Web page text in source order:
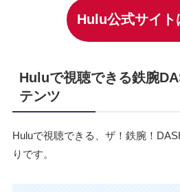
Hulu公式サイト
Huluで視聴できる鉄腕
テンツ
Huluで視聴できる、ザ！鉄腕！
りです。